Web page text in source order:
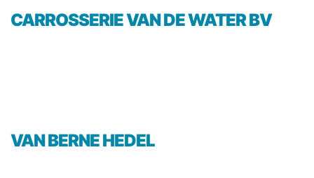
CARROSSERIE VAN DE WATER BV
VAN BERNE HEDEL